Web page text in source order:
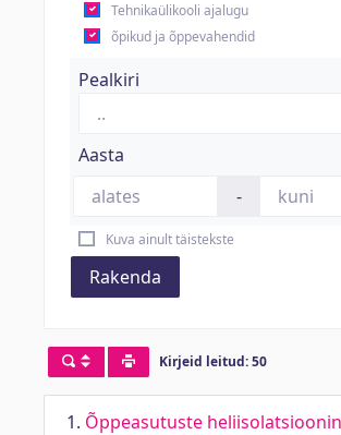
Tehnikaülikooli ajalugu
õpikud ja õppevahendid
Pealkiri
Aasta
-
Kuva ainult täistekste
Rakenda
Kirjeid leitud: 50
1. Õppeasutuste